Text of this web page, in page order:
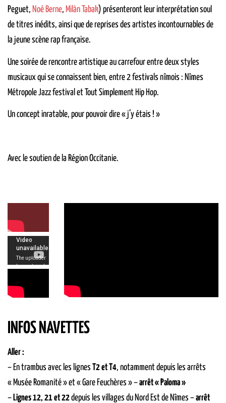
Peguet, Noé Berne, Milàn Tabak) présenteront leur interprétation soul
de titres inédits, ainsi que de reprises des artistes incontournables de
la jeune scène rap française.
Une soirée de rencontre artistique au carrefour entre deux styles
musicaux qui se connaissent bien, entre 2 festivals nîmois : Nîmes
Métropole Jazz festival et Tout Simplement Hip Hop.
Un concept inratable, pour pouvoir dire « j’y étais ! »
Avec le soutien de la Région Occitanie.
INFOS NAVETTES
Aller :
– En trambus avec les lignes T2 et T4, notamment depuis les arrêts
« Musée Romanité » et « Gare Feuchères » –arrêt « Paloma »
– Lignes 12, 21 et 22depuis les villages du Nord Est de Nîmes –arrêt